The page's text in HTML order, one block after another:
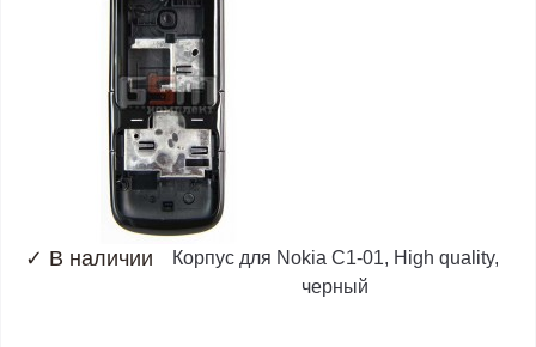
✓ В наличии
Корпус для Nokia C1-01, High quality,
черный